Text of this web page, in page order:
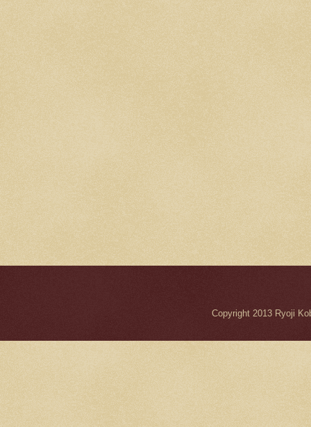
Copyright 2013 Ryoji